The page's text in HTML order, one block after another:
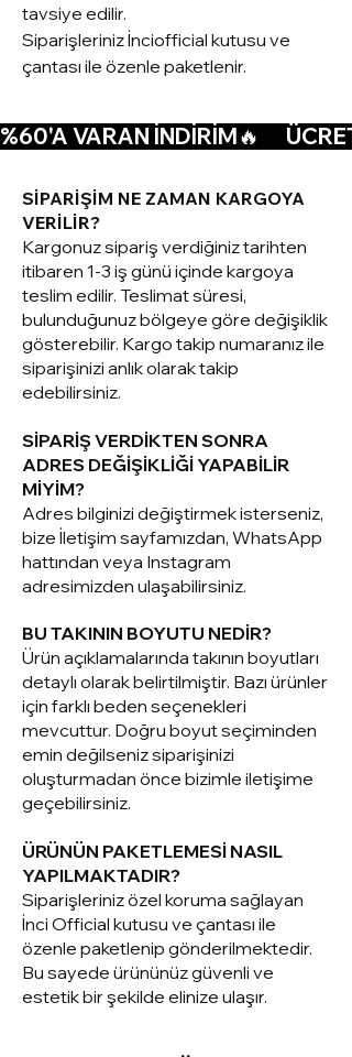
tavsiye edilir.
Siparişleriniz İnciofficial kutusu ve
çantası ile özenle paketlenir.
%60'A VARAN İNDİRİM🔥
SİPARİŞİM NE ZAMAN KARGOYA
VERİLİR?
Kargonuz sipariş verdiğiniz tarihten
itibaren 1-3 iş günü içinde kargoya
teslim edilir. Teslimat süresi,
bulunduğunuz bölgeye göre değişiklik
gösterebilir. Kargo takip numaranız ile
siparişinizi anlık olarak takip
edebilirsiniz.
SİPARİŞ VERDİKTEN SONRA
ADRES DEĞİŞİKLİĞİ YAPABİLİR
MİYİM?
Adres bilginizi değiştirmek isterseniz,
bize İletişim sayfamızdan, WhatsApp
hattından veya Instagram
adresimizden ulaşabilirsiniz.
BU TAKININ BOYUTU NEDİR?
Ürün açıklamalarında takının boyutları
detaylı olarak belirtilmiştir. Bazı ürünler
için farklı beden seçenekleri
mevcuttur. Doğru boyut seçiminden
emin değilseniz siparişinizi
oluşturmadan önce bizimle iletişime
geçebilirsiniz.
ÜRÜNÜN PAKETLEMESİ NASIL
YAPILMAKTADIR?
Siparişleriniz özel koruma sağlayan
İnci Official kutusu ve çantası ile
özenle paketlenip gönderilmektedir.
Bu sayede ürününüz güvenli ve
estetik bir şekilde elinize ulaşır.